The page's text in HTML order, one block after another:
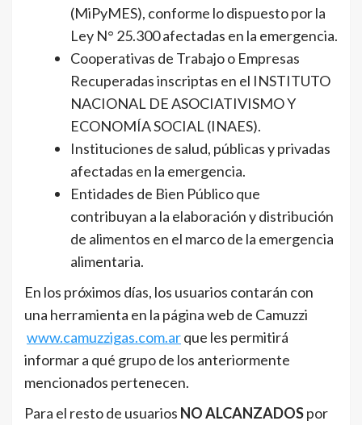
(MiPyMES), conforme lo dispuesto por la
Ley N° 25.300 afectadas en la emergencia.
Cooperativas de Trabajo o Empresas
Recuperadas inscriptas en el INSTITUTO
NACIONAL DE ASOCIATIVISMO Y
ECONOMÍA SOCIAL (INAES).
Instituciones de salud, públicas y privadas
afectadas en la emergencia.
Entidades de Bien Público que
contribuyan a la elaboración y distribución
de alimentos en el marco de la emergencia
alimentaria.
En los próximos días, los usuarios contarán con
una herramienta en la página web de Camuzzi
www.camuzzigas.com.arque les permitirá
informar a qué grupo de los anteriormente
mencionados pertenecen.
Para el resto de usuarios NO ALCANZADOSpor